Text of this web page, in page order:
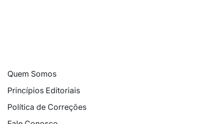
Quem Somos
Princípios Editoriais
Política de Correções